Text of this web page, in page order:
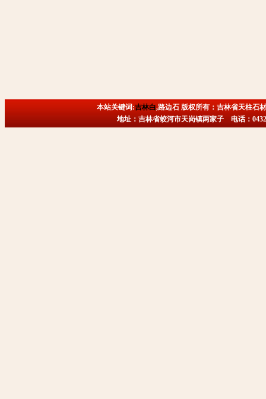
本站关键词:吉林白,路边石 版权所有：吉林省天柱石
地址：吉林省蛟河市天岗镇两家子 电话：